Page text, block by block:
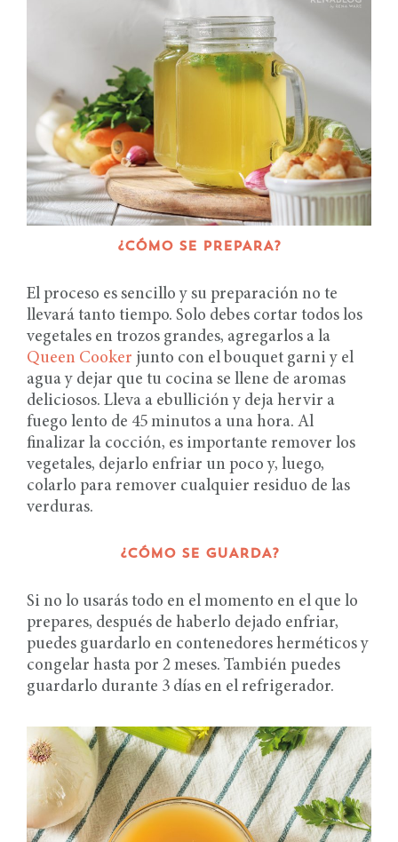
¿CÓMO SE PREPARA?
El proceso es sencillo y su preparación no te
llevará tanto tiempo. Solo debes cortar todos los
vegetales en trozos grandes, agregarlos a la
Queen Cooker junto con el bouquet garni y el
agua y dejar que tu cocina se llene de aromas
deliciosos. Lleva a ebullición y deja hervir a
fuego lento de 45 minutos a una hora. Al
finalizar la cocción, es importante remover los
vegetales, dejarlo enfriar un poco y, luego,
colarlo para remover cualquier residuo de las
verduras.
¿CÓMO SE GUARDA?
Si no lo usarás todo en el momento en el que lo
prepares, después de haberlo dejado enfriar,
puedes guardarlo en contenedores herméticos y
congelar hasta por 2 meses. También puedes
guardarlo durante 3 días en el refrigerador.